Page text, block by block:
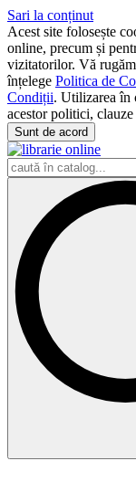
Sari la conținut
Acest site folosește
online, precum și
vizitatorilor. Vă
înțelege Politica de
Condiții. Utilizarea în
acestor politici,
Sunt de acord